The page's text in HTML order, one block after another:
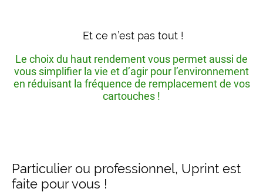
Et ce n’est pas tout !
Le choix du haut rendement vous permet aussi de
vous simplifier la vie et d’agir pour l’environnement
en réduisant la fréquence de remplacement de vos
cartouches !
Particulier ou professionnel, Uprint est
faite pour vous !